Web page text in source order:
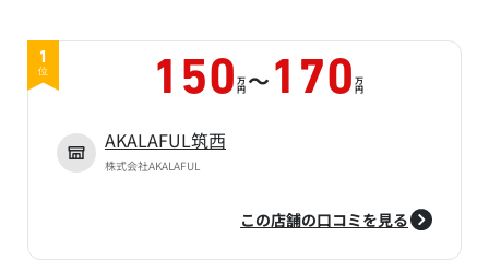
1
位 150 万
円 ～ 170 万
円
AKALAFUL筑西
株式会社AKALAFUL
この店舗の口コミを見る